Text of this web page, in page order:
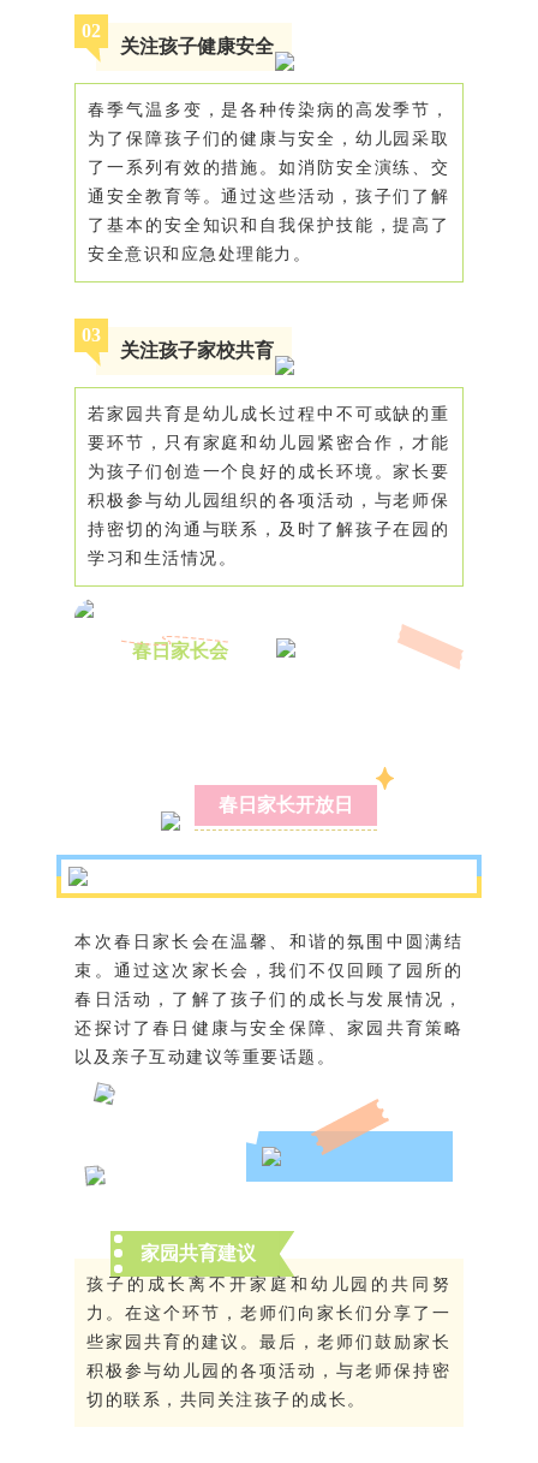
02
关注孩子健康安全
春季气温多变，是各种传染病的高发季节，
为了保障孩子们的健康与安全，幼儿园采取
了一系列有效的措施。如消防安全演练、交
通安全教育等。通过这些活动，孩子们了解
了基本的安全知识和自我保护技能，提高了
安全意识和应急处理能力。
03
关注孩子家校共育
若家园共育是幼儿成长过程中不可或缺的重
要环节，只有家庭和幼儿园紧密合作，才能
为孩子们创造一个良好的成长环境。家长要
积极参与幼儿园组织的各项活动，与老师保
持密切的沟通与联系，及时了解孩子在园的
学习和生活情况。
春日家长会
春日家长开放日
本次春日家长会在温馨、和谐的氛围中圆满结
束。通过这次家长会，我们不仅回顾了园所的
春日活动，了解了孩子们的成长与发展情况，
还探讨了春日健康与安全保障、家园共育策略
以及亲子互动建议等重要话题。
家园共育建议
孩子的成长离不开家庭和幼儿园的共同努
力。在这个环节，老师们向家长们分享了一
些家园共育的建议。最后，老师们鼓励家长
积极参与幼儿园的各项活动，与老师保持密
切的联系，共同关注孩子的成长。